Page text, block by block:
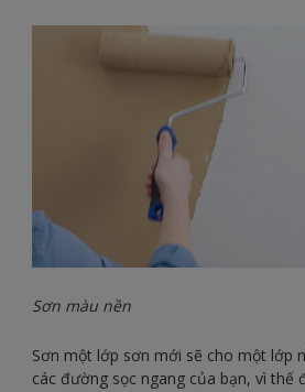
Sơn màu nền
Sơn một lớp sơn mới sẽ cho một lớp
các đường sọc ngang của bạn, vì thế